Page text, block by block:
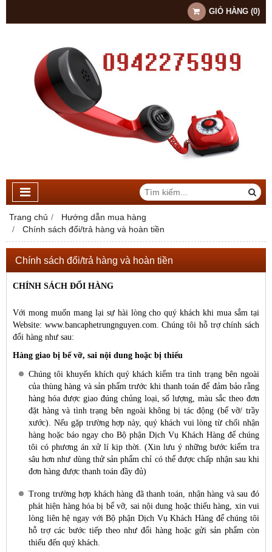
GIỎ HÀNG (0)
Trang chủ
Hướng dẫn mua hàng
Chính sách đổi/trả hàng và hoàn tiền
Chính sách đổi/trả hàng và hoàn tiền
CHÍNH SÁCH ĐỔI HÀNG
Với mong muốn mang lại sự hài lòng cho quý khách khi mua sắm tại
Website: www.bancaphetrungnguyen.com. Chúng tôi hỗ trợ chính sách
đổi hàng như sau:
Hàng giao bị bể vỡ, sai nội dung hoặc bị thiếu
Chúng tôi khuyến khích quý khách kiểm tra tình trạng bên ngoài
của thùng hàng và sản phẩm trước khi thanh toán để đảm bảo rằng
hàng hóa được giao đúng chủng loại, số lượng, màu sắc theo đơn
đặt hàng và tình trạng bên ngoài không bị tác động (bể vỡ/ trầy
xước). Nếu gặp trường hợp này, quý khách vui lòng từ chối nhận
hàng hoặc báo ngay cho Bộ phận Dịch Vụ Khách Hàng để chúng
tôi có phương án xử lí kịp thời. (Xin lưu ý những bước kiểm tra
sâu hơn như dùng thử sản phẩm chỉ có thể được chấp nhận sau khi
đơn hàng được thanh toán đầy đủ)
Trong trường hợp khách hàng đã thanh toán, nhận hàng và sau đó
phát hiện hàng hóa bị bể vỡ, sai nội dung hoặc thiếu hàng, xin vui
lòng liên hệ ngay với Bộ phận Dịch Vụ Khách Hàng để chúng tôi
hỗ trợ các bước tiếp theo như đổi hàng hoặc gửi sản phẩm còn
thiếu đến quý khách.